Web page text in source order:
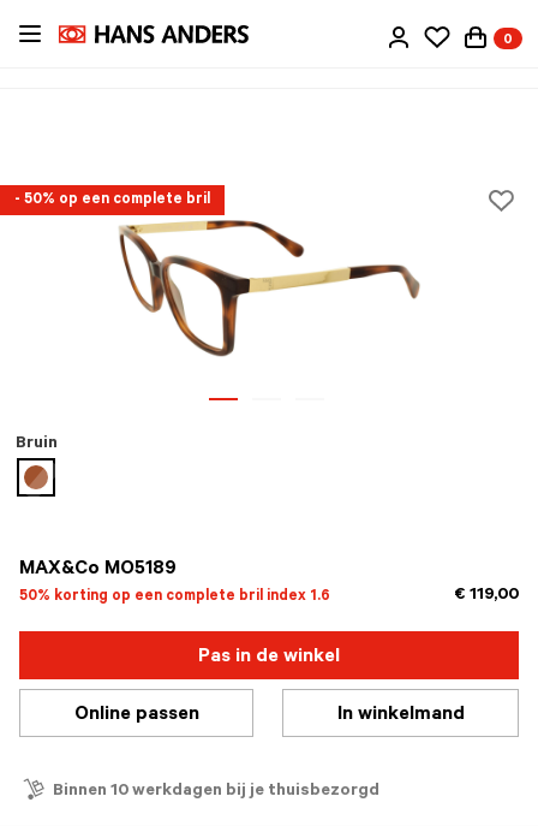
Ga
0
- 50% op een complete bril
MAX&Co MO5189
50% korting op een complete bril index 1.6 € 119,00
Bruin
geselecteerd
Pas in de winkel
Online passen In winkelmand
Binnen 10 werkdagen bij je thuisbezorgd